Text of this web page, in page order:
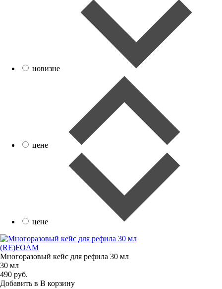
новизне
цене
цене
(RE)FOAM
Многоразовый кейс для рефила 30 мл
30 мл
490 руб.
Добавить в В корзину